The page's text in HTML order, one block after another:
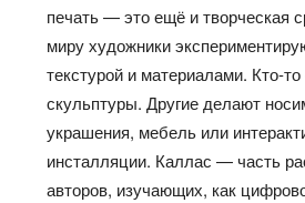
печать — это ещё и творческая
миру художники
текстурой и материалами. Кто-
скульптуры. Другие делают
украшения, мебель или
инсталляции. Каллас — часть
авторов, изучающих, как